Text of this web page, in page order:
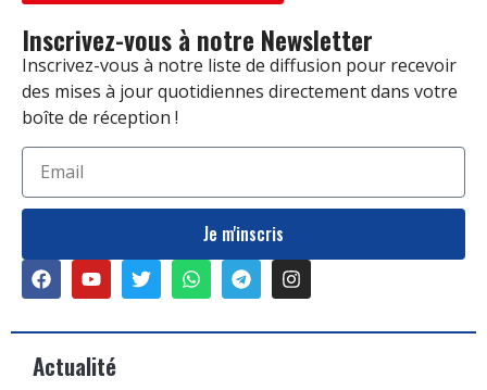
Inscrivez-vous à notre Newsletter
Inscrivez-vous à notre liste de diffusion pour recevoir
des mises à jour quotidiennes directement dans votre
boîte de réception !
Je m'inscris
Actualité